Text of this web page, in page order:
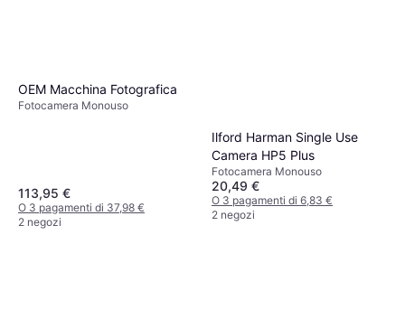
OEM Macchina Fotografica
Fotocamera Monouso
113,95 €
O 3 pagamenti di 37,98 €
2 negozi
Ilford Harman Single Use
Camera HP5 Plus
Fotocamera Monouso
20,49 €
O 3 pagamenti di 6,83 €
2 negozi